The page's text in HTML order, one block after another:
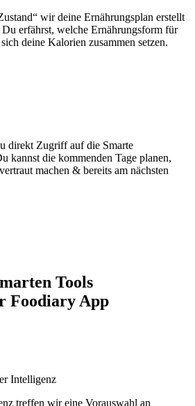
wir deine Ernährungsplan erstellt
erfährst, welche Ernährungsform für
deine Kalorien zusammen setzen.
direkt Zugriff auf die Smarte
kannst die kommenden Tage planen,
machen & bereits am nächsten
Tools
Foodiary App
Intelligenz
treffen wir eine Vorauswahl an